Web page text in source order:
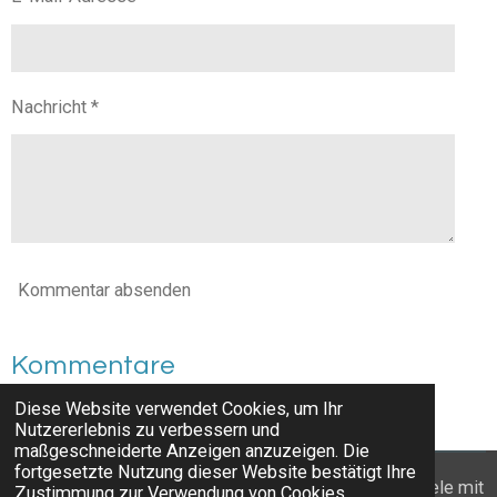
Diese Website verwendet Cookies, um Ihr
Nutzererlebnis zu verbessern und
maßgeschneiderte Anzeigen anzuzeigen. Die
fortgesetzte Nutzung dieser Website bestätigt Ihre
Zustimmung zur Verwendung von Cookies.
Nachricht *
Kommentar absenden
Kommentare
Es gibt noch keine Kommentare.
© 2022 - 2026 Wanderzwerge_Bodensee: Ausflugsziele mit